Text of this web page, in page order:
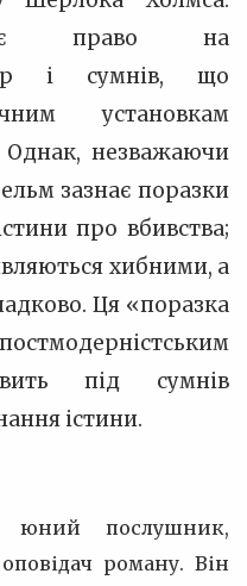
право на
і сумнів, що
установкам
Однак, незважаючи
зазнає поразки
про вбивства;
хибними, а
Ця «поразка
під сумнів
істини.
послушник,
роману. Він